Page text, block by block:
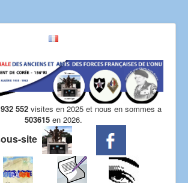
932 552visites en 2025 et nous en sommes a
503615 en 2026.
site